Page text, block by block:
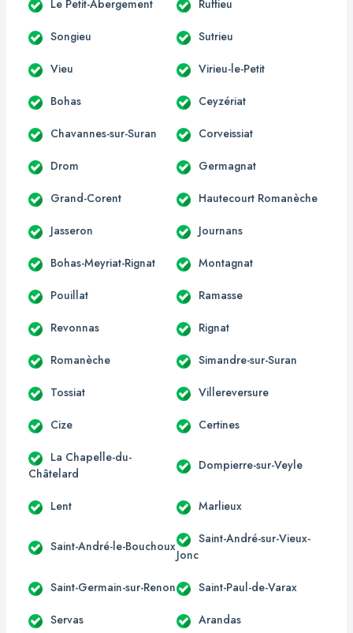
Le Petit-Abergement Ruffieu
Songieu Sutrieu
Vieu Virieu-le-Petit
Bohas Ceyzériat
Chavannes-sur-Suran Corveissiat
Drom Germagnat
Grand-Corent Hautecourt Romanèche
Jasseron Journans
Bohas-Meyriat-Rignat Montagnat
Pouillat Ramasse
Revonnas Rignat
Romanèche Simandre-sur-Suran
Tossiat Villereversure
Cize Certines
La Chapelle-du-
Châtelard
Dompierre-sur-Veyle
Lent Marlieux
Saint-André-le-Bouchoux
Saint-André-sur-Vieux-
Jonc
Saint-Germain-sur-Renon Saint-Paul-de-Varax
Servas Arandas